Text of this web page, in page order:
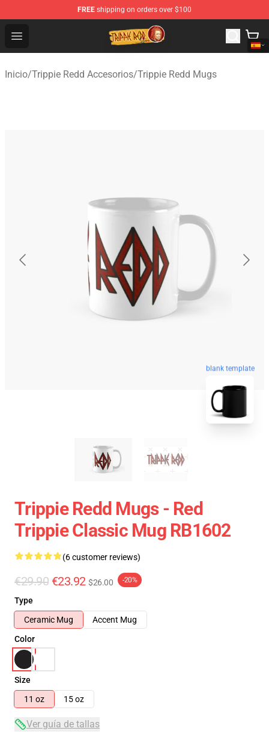
FREE shipping on orders over $100
Open menu
Trippie Redd Store - Official Trippie Redd Merchandise
Inicio/Trippie Redd Accesorios/Trippie Redd Mugs
blank template
Trippie Redd Mugs - Red
Trippie Classic Mug RB1602
(6 customer reviews)
€29.90 €23.92 $26.00 -20%
Type
Ceramic Mug
Accent Mug
Color
Size
11 oz
15 oz
Ver guía de tallas